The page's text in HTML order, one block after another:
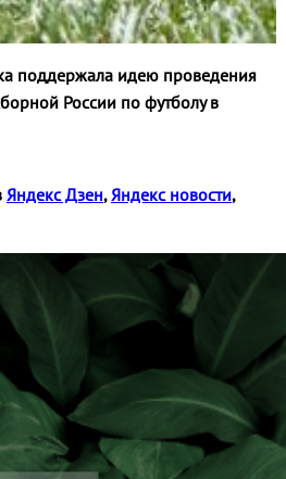
поддержала идею проведения
России по футболу в
Яндекс Дзен, Яндекс новости,